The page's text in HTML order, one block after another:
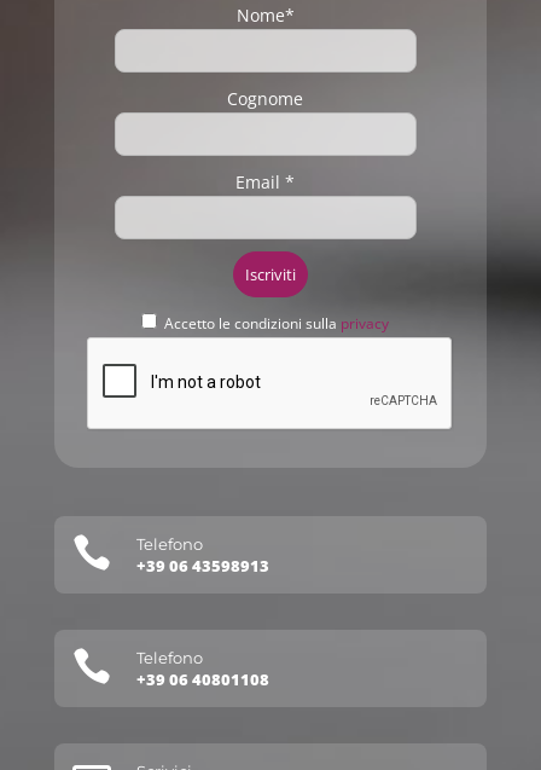
Nome*
Cognome
Email *
Accetto le condizioni sulla privacy
 Telefono
+39 06 43598913
 Telefono
+39 06 40801108